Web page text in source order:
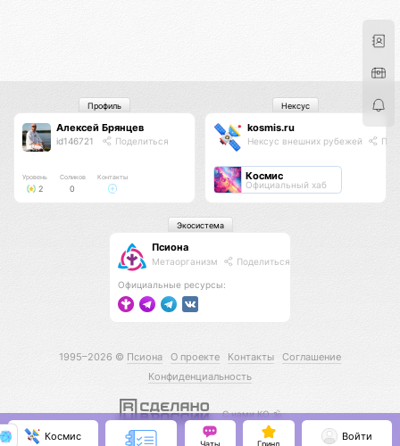
Алексей Брянцев
id146721 Поделиться
Уровень
2
Соликов
0
Контакты
Профиль
kosmis.ru
Нексус внешних рубежей
Космис
Официальный хаб
Нексус
Псиона
Метаорганизм Поделиться
Официальные ресурсы:
Экосистема
1995–2026 © Псиона О проекте Контакты
Соглашение
Конфиденциальность
С нами КО 🕉️
Космис
Чаты Гринд
Войти